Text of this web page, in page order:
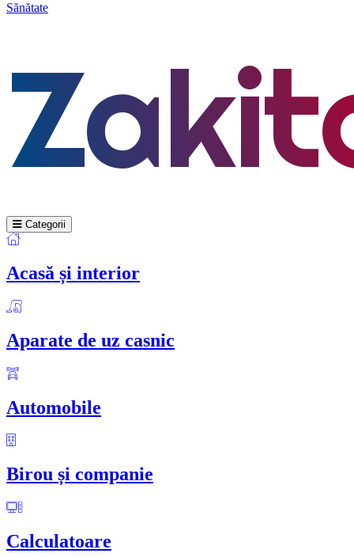
Sănătate
Categorii
Acasă și interior
Aparate de uz casnic
Automobile
Birou și companie
Calculatoare